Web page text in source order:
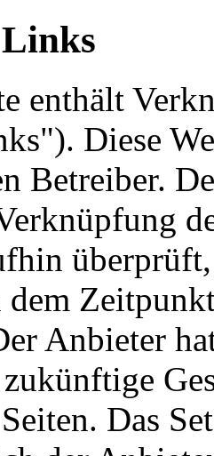
enthält
Diese
Betreiber.
dem
Anbieter
Das